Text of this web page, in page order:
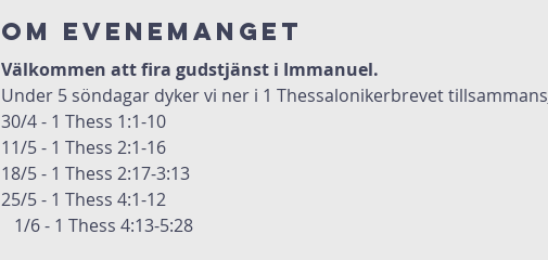
Om evenemanget
Välkommen att fira gudstjänst i Immanuel.
Under 5 söndagar dyker vi ner i 1 Thessalonikerbrevet tillsammans
30/4 - 1 Thess 1:1-10
11/5 - 1 Thess 2:1-16
18/5 - 1 Thess 2:17-3:13
25/5 - 1 Thess 4:1-12
   1/6 - 1 Thess 4:13-5:28